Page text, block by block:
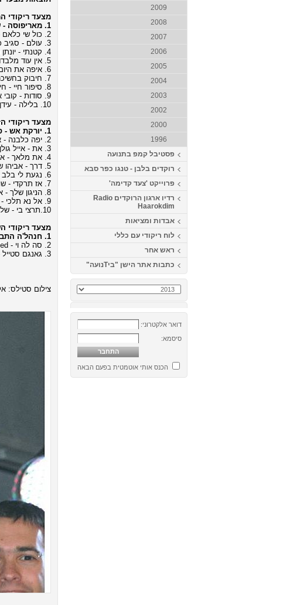
2009
2008
2007
2006
2005
2004
2003
2002
2000
1996
פסטיבל קמפ בתנועה
רוקדים בלבן - טנגו כפר סבא
פרוייקט 'צעד קדימה'
רדיו ארגון הרוקדים Radio
Haarokdim
אבדות ומציאות
לוח ריקודי עם כללי
ראש אחר
כתבות אתר הישן "ביTנועה"
דואר אלקטרוני:
סיסמא:
הכנס אותי אוטמטית בפעם הבאה
מצעד ריקודי
1. מאריפוסה - שלומי שבת (מילים: דורון מדלי, לחן: דימיטריס דקוס, כוריאוגרפיה: גדי ביטון)
2. כול שי כלאם - סגיב כהן ונדב קקון (מילים ולחן: סגיב כהן ונדב קקון, כוריאוגרפיה: גדי ביטון)
3. עולם - סגיב כהן (מילים ולחן: סגיב כהן, כוריאוגרפיה: גדי ביטון)
4. קטנתי - יונתן רזאל (מילים: מן המקורות, לחן: יונתן רזאל, כוריאוגרפיה: אורן אשכנזי)
5. אין עוד מלבדו - שלומי שבת (מילים: יוסי גיספן, לחן: תומר הדדי, כוריאוגרפיה: אבי לוי)
6. איפה את היום - דורון מזר (מילים: שירי שמר, לחן: רוסי, כוריאוגרפיה: משה טווילי וגדי ביטון)
7. חיבוק בחשיכה - הלנה פפריזו (מילים ולחן: יווני, כוריאוגרפיה: אורן אשכנזי)
8. סיפור חיי - חיים ישראל (מילים ולחן: אודי דמארי, כוריאוגרפיה: רפי זיו)
9. סודות - קובי אפללו (מילים ולחן: קובי אפללו, כוריאוגרפיה: דודו ברזילי)
10. בלילה - עידן חביב - הפרוייקט של עידן רייכל (מילים ולחן: עידן רייכל, כוריאוגרפיה: גדי ביטון)
מצעד ריקודי
1. יורקת אש - סגיב כהן (מילים ולחן: סגיב כהן, כוריאוגרפיה: גדי ביטון)
2. יפה כלבנה - אביתר בנאי (מילים ולחן: אביתר בנאי, כוריאוגרפיה: גדי ביטון)
3. את - אייל גולן (מילים ולחן: צ'ולי זכאי ואלי קשת, כוריאוגרפיה: ירון בן שמחון)
4. את מלאך - אילן נורי (מילים ולחן: יקיר גובס ודודו מתנה, כוריאוגרפיה: אבנר נעים)
5. דרך - אביהו שבת (מילים: ינאי רטפן ואביהו שבת, לחן: ניצן קייקוב, כוריאוגרפיה: ירון בן שמחון)
6. נגעת לי בלב - אייל גולן (מילים ולחן: רותם כהן, כוריאוגרפיה: תמיר שלו)
7. אז תרקדי - שמרית ומיכאל גריילסאמר (מילים ולחן: שמרית גריילסאמר, כוריאוגרפיה: גדי ביטון)
8. הניגון שלך - אתי אנקרי (מילים ולחן: אתי אנקרי, כוריאוגרפיה: גילה פז)
9. אל נא תלכי - יואב יצחק (מילים: נתי דבח לחן: אריק זנטי, כוריאוגרפיה: גדי ביטון)
10.תרצי בי - שלומי שבת (מילים: אפרת בוימולד, לחן: שלומי שבת כוריאוגרפיה: אוהד אטיה ולוי ברגיל)
מצעד ריקודי
1. חנהל'ה התבלבלה - גלעד שגב ומטבוחה פרוגקט (מילים: נתן אלתרמן, לחן: עממי, כוריאוגרפיה: ירון אלפסי)
2. סה לה וי - Khaled (מילים ולחן: לועזי, כוריאוגרפיה: אבי לוי)
3. גאנגם סטייל - PSY(מילים ולחן: לועזי, כוריאוגרפיה: דדה לוסקי)
צילום סטילס: